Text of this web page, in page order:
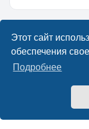
Этот сайт
обеспечения
Подробнее
© 2024–2026